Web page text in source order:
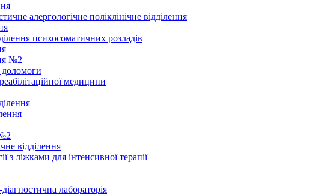
алергологічне поліклінічне відділення
психосоматичних розладів
№2
доломоги
медицини
відділення
з ліжками для інтенсивної терапії
лабораторія